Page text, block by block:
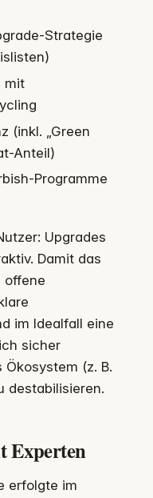
Strategie
mit
(inkl. „Green
Anteil)
Programme
Upgrades
Damit das
offene
im Idealfall eine
sicher
(z. B.
destabilisieren.
Experten
erfolgte im